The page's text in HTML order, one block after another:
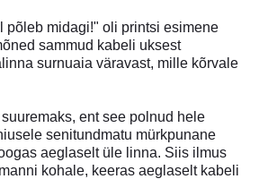
põleb midagi!" oli printsi esimene
sammud kabeli uksest
surnuaia väravast, mille kõrvale
ent see polnud hele
senitundmatu mürkpunane
aeglaselt üle linna. Siis ilmus
kohale, keeras aeglaselt kabeli